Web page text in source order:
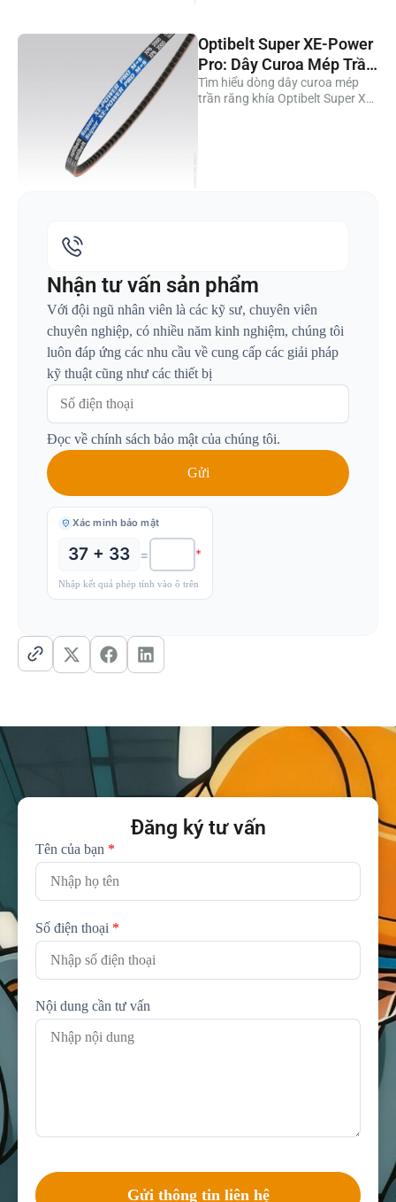
Optibelt Super XE-Power
Pro: Dây Curoa Mép Trần
Chịu Nhiệt +120°C
Tìm hiểu dòng dây curoa mép
trần răng khía Optibelt Super XE-
Nhận tư vấn sản phẩm
Với đội ngũ nhân viên là các kỹ sư, chuyên viên
chuyên nghiệp, có nhiều năm kinh nghiệm, chúng tôi
luôn đáp ứng các nhu cầu về cung cấp các giải pháp
kỹ thuật cũng như các thiết bị
Đọc về chính sách bảo mật của chúng tôi.
Xác minh bảo mật
37 + 33 = *
Nhập kết quả phép tính vào ô trên
Đăng ký tư vấn
Tên của bạn *
Số điện thoại *
Nội dung cần tư vấn